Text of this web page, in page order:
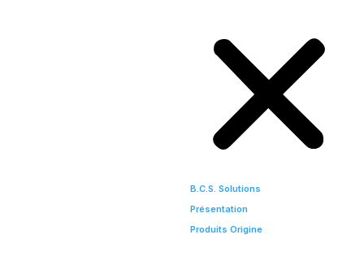
B.C.S. Solutions
Présentation
Produits Origine